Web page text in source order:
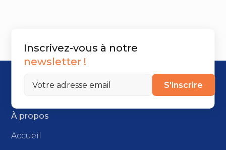
À propos
Accueil
Inscrivez-vous à notre
newsletter !
S'inscrire